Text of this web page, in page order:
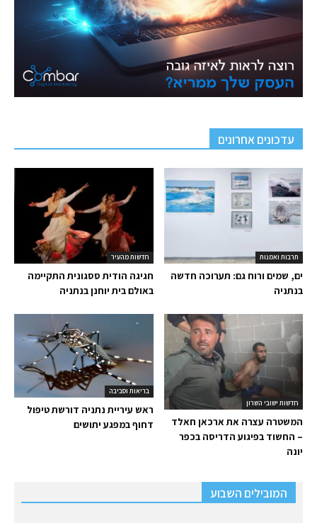
עדכונים אחרונים
חדשות מהעיר
חגיגה הודית ססגונית התקיימה
באולם בית יוחנן בנתניה
תרבות ואמנות
ים, שמים ורוח גם: תערוכה חדשה
בנתניה
בריאות וסביבה
ראש עיריית נתניה דורשת טיפול
דחוף במפגע יתושים
חדשות ישובי השרון
המשטרה עצרה את ארכאן חאלד
– החשוד בפיגוע הדריסה בכפר
יונה
המובילים השבוע